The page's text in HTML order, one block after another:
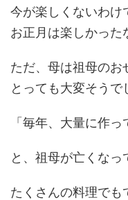
今が楽しくないわけ
お正月は楽しかった
ただ、母は祖母のお
とっても大変そうで
「毎年、大量に作
と、祖母が亡くなっ
たくさんの料理でも